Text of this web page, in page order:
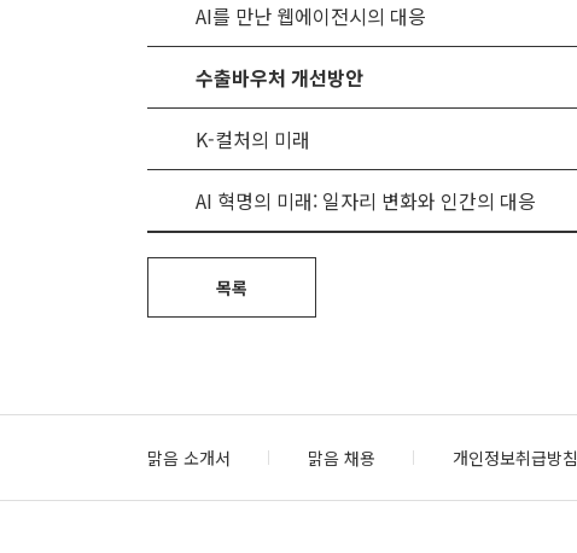
AI를 만난 웹에이전시의 대응
수출바우처 개선방안
K-컬처의 미래
AI 혁명의 미래: 일자리 변화와 인간의 대응
목록
맑음 소개서 맑음 채용 개인정보취급방침